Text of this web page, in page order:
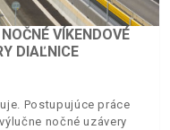
VÍKENDOVÉ
DIAĽNICE
Postupujúce práce
nočné uzávery